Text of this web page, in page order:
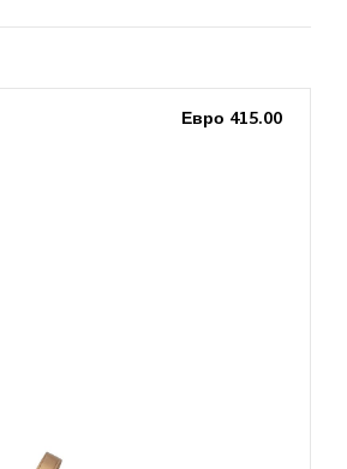
Евро 415.00